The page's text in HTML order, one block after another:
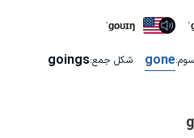
ˈɡoʊɪŋ
gone شکل جمع:goings